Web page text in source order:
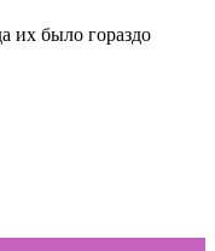
их было гораздо